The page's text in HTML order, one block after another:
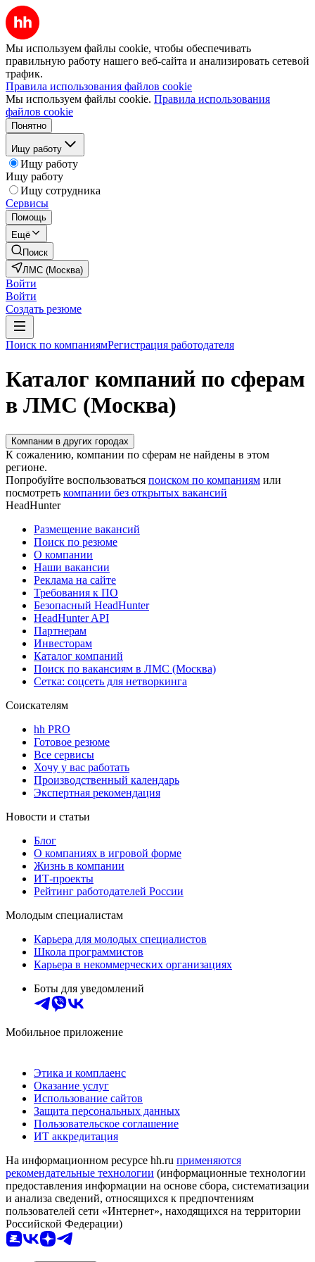
Мы используем файлы cookie, чтобы обеспечивать
правильную работу нашего веб-сайта и анализировать сетевой
трафик.
Правила использования файлов cookie
Мы используем файлы cookie. Правила использования
файлов cookie
Понятно
Ищу работу
Ищу работу
Ищу работу
Ищу сотрудника
Сервисы
Помощь
Ещё
Поиск
ЛМС (Москва)
Войти
Войти
Создать резюме
Поиск по компаниямРегистрация работодателя
Каталог компаний по сферам
в ЛМС (Москва)
Компании в других городах
К сожалению, компании по сферам не найдены в этом
регионе.
Попробуйте воспользоваться поиском по компаниям или
посмотреть компании без открытых вакансий
HeadHunter
Размещение вакансий
Поиск по резюме
О компании
Наши вакансии
Реклама на сайте
Требования к ПО
Безопасный HeadHunter
HeadHunter API
Партнерам
Инвесторам
Каталог компаний
Поиск по вакансиям в ЛМС (Москва)
Сетка: соцсеть для нетворкинга
Соискателям
hh PRO
Готовое резюме
Все сервисы
Хочу у вас работать
Производственный календарь
Экспертная рекомендация
Новости и статьи
Блог
О компаниях в игровой форме
Жизнь в компании
ИТ-проекты
Рейтинг работодателей России
Молодым специалистам
Карьера для молодых специалистов
Школа программистов
Карьера в некоммерческих организациях
Боты для уведомлений
Мобильное приложение
Этика и комплаенс
Оказание услуг
Использование сайтов
Защита персональных данных
Пользовательское соглашение
ИТ аккредитация
На информационном ресурсе hh.ru применяются
рекомендательные технологии (информационные технологии
предоставления информации на основе сбора, систематизации
и анализа сведений, относящихся к предпочтениям
пользователей сети «Интернет», находящихся на территории
Российской Федерации)